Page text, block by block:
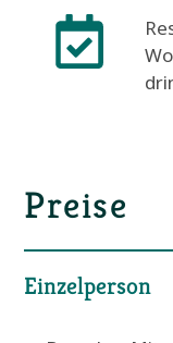
Preise
Einzelperson